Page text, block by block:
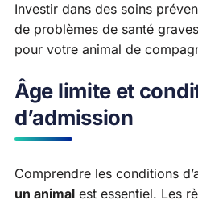
Investir dans des soins
de problèmes de santé
pour votre animal de
Âge limite et
d’admission
Comprendre les conditions
un animal est essentiel. Les